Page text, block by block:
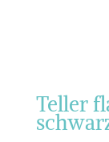
Teller